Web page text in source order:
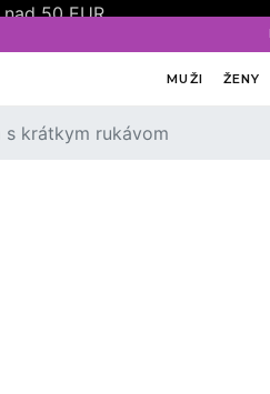
nad 50 EUR
MUŽI ŽENY
s krátkym rukávom